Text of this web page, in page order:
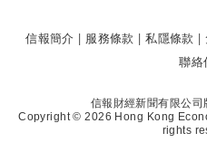
信報簡介 | 服務條款 |私隱條款 |
聯絡
信報財經新聞有限公司
Copyright © 2026 Hong Kong
rights